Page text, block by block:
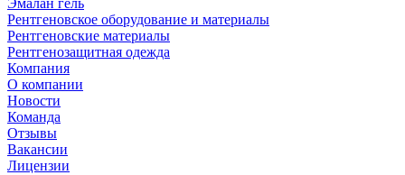
Эмалан гель
Рентгеновское оборудование и материалы
Рентгеновские материалы
Рентгенозащитная одежда
Компания
О компании
Новости
Команда
Отзывы
Вакансии
Лицензии